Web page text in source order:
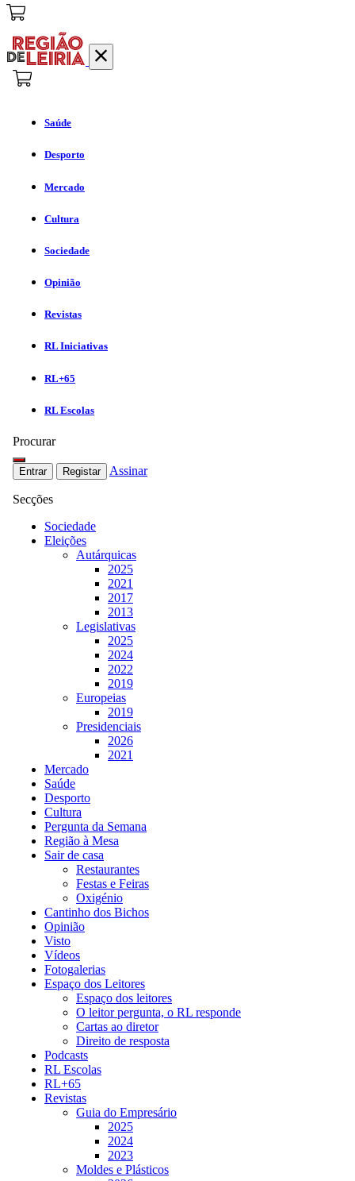
Saúde
Desporto
Mercado
Cultura
Sociedade
Opinião
Revistas
RL Iniciativas
RL+65
RL Escolas
Procurar
Entrar Registar Assinar
Secções
Sociedade
Eleições
Autárquicas
2025
2021
2017
2013
Legislativas
2025
2024
2022
2019
Europeias
2019
Presidenciais
2026
2021
Mercado
Saúde
Desporto
Cultura
Pergunta da Semana
Região à Mesa
Sair de casa
Restaurantes
Festas e Feiras
Oxigénio
Cantinho dos Bichos
Opinião
Visto
Vídeos
Fotogalerias
Espaço dos Leitores
Espaço dos leitores
O leitor pergunta, o RL responde
Cartas ao diretor
Direito de resposta
Podcasts
RL Escolas
RL+65
Revistas
Guia do Empresário
2025
2024
2023
Moldes e Plásticos